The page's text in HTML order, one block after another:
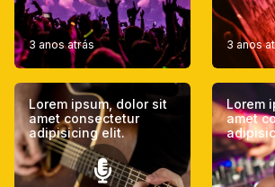
3 anos atrás 3 anos
Lorem ipsum, dolor sit
amet consectetur
adipisicing elit.
Lorem
amet